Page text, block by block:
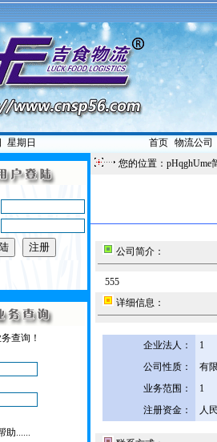
星期日 首页| 物流公司
查询！
助......
您的位置：pHqghUme
公司简介：
555
详细信息：
企业法人：
1
公司性质：
有
业务范围：
1
注册资金：
人